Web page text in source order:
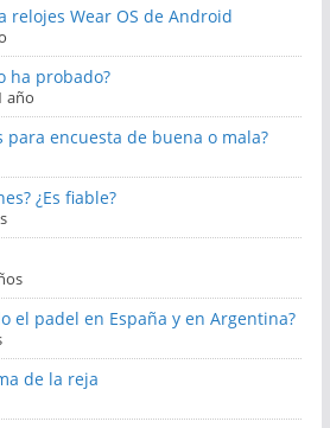
relojes Wear OS de Android
ha probado?
año
encuesta de buena o mala?
¿Es fiable?
el padel en España y en Argentina?
de la reja